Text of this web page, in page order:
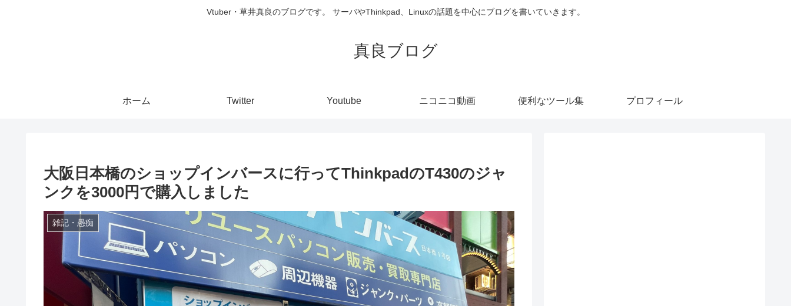
Vtuber・草井真良のブログです。 サーバやThinkpad、Linuxの話題を中心にブログを書いていきます。
真良ブログ
ホーム Twitter Youtube ニコニコ動画 便利なツール集 プロフィール
大阪日本橋のショップインバースに行ってThinkpadのT430のジャ
ンクを3000円で購入しました
雑記・愚痴